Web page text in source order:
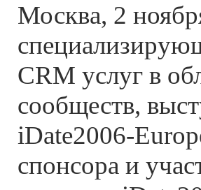
Москва, 2
CRM услуг в
сообществ,
iDate2006-
спонсора и